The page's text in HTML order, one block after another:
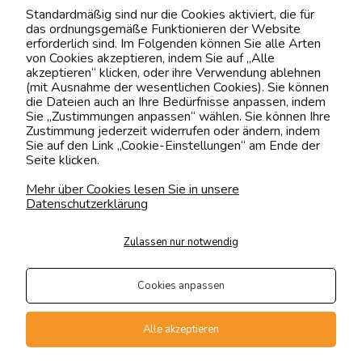
Kontaktiere uns!
0151 12200811
shop@yourhouse24.eu
Mo. - Fr. 07:00-15:00
Transportarten
Der Versand erfolgt per
private Spedition
Geprüfte Präsenz
Zahlungsmethoden
Standardmäßig sind nur die Cookies aktiviert, die für
das ordnungsgemäße Funktionieren der Website
erforderlich sind. Im Folgenden können Sie alle Arten
von Cookies akzeptieren, indem Sie auf „Alle
akzeptieren“ klicken, oder ihre Verwendung ablehnen
(mit Ausnahme der wesentlichen Cookies). Sie können
die Dateien auch an Ihre Bedürfnisse anpassen, indem
Sie „Zustimmungen anpassen“ wählen. Sie können Ihre
Zustimmung jederzeit widerrufen oder ändern, indem
Sie auf den Link „Cookie-Einstellungen“ am Ende der
Seite klicken.
Mehr über Cookies lesen Sie in unsere
Datenschutzerklärung
Zulassen nur notwendig
Cookies anpassen
Alle akzeptieren